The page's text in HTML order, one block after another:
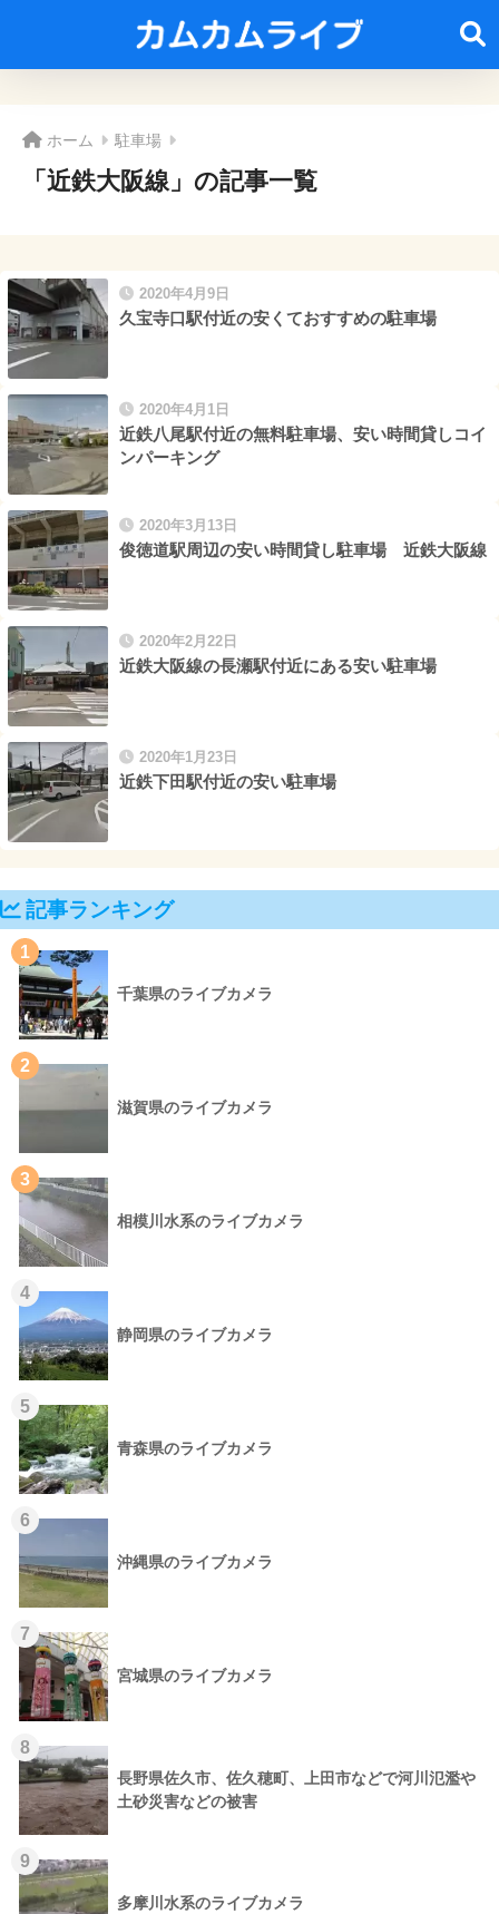
ホーム 駐車場
「近鉄大阪線」の記事一覧
2020年4月9日
久宝寺口駅付近の安くておすすめの駐車場
2020年4月1日
近鉄八尾駅付近の無料駐車場、安い時間貸しコイ
ンパーキング
2020年3月13日
俊徳道駅周辺の安い時間貸し駐車場 近鉄大阪線
2020年2月22日
近鉄大阪線の長瀬駅付近にある安い駐車場
2020年1月23日
近鉄下田駅付近の安い駐車場
記事ランキング
1
千葉県のライブカメラ
2
滋賀県のライブカメラ
3
相模川水系のライブカメラ
4
静岡県のライブカメラ
5
青森県のライブカメラ
6
沖縄県のライブカメラ
7
宮城県のライブカメラ
8
長野県佐久市、佐久穂町、上田市などで河川氾濫や
土砂災害などの被害
9
多摩川水系のライブカメラ